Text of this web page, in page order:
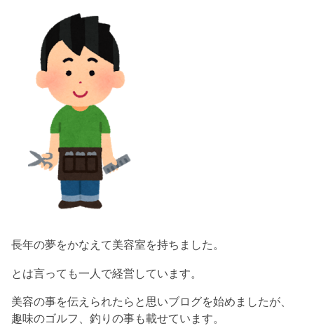
長年の夢をかなえて美容室を持ちました。
とは言っても一人で経営しています。
美容の事を伝えられたらと思いブログを始めましたが、
趣味のゴルフ、釣りの事も載せています。